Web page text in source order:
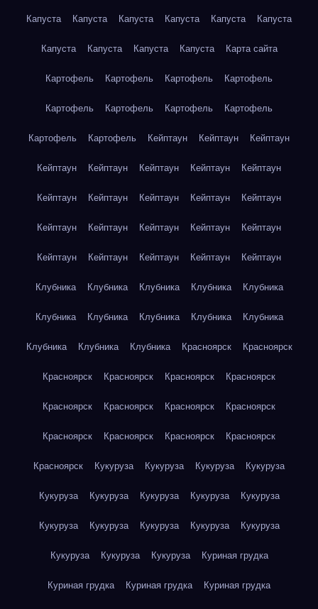
Капуста Капуста Капуста Капуста Капуста Капуста
Капуста Капуста Капуста Капуста Карта сайта
Картофель Картофель Картофель Картофель
Картофель Картофель Картофель Картофель
Картофель Картофель Кейптаун Кейптаун Кейптаун
Кейптаун Кейптаун Кейптаун Кейптаун Кейптаун
Кейптаун Кейптаун Кейптаун Кейптаун Кейптаун
Кейптаун Кейптаун Кейптаун Кейптаун Кейптаун
Кейптаун Кейптаун Кейптаун Кейптаун Кейптаун
Клубника Клубника Клубника Клубника Клубника
Клубника Клубника Клубника Клубника Клубника
Клубника Клубника Клубника Красноярск Красноярск
Красноярск Красноярск Красноярск Красноярск
Красноярск Красноярск Красноярск Красноярск
Красноярск Красноярск Красноярск Красноярск
Красноярск Кукуруза Кукуруза Кукуруза Кукуруза
Кукуруза Кукуруза Кукуруза Кукуруза Кукуруза
Кукуруза Кукуруза Кукуруза Кукуруза Кукуруза
Кукуруза Кукуруза Кукуруза Куриная грудка
Куриная грудка Куриная грудка Куриная грудка